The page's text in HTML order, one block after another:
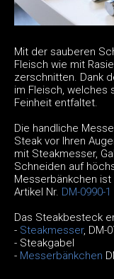
Mit der sauberen
Fleisch wie mit
zerschnitten. Dank
im Fleisch, welches
Feinheit entfaltet.
Die handliche
Steak vor Ihren
mit Steakmesser,
Schneiden auf
Messerbänkchen
Artikel Nr. DM-0990-1
Das Steakbesteck
- Steakmesser, DM-
- Steakgabel
- Messerbänkchen